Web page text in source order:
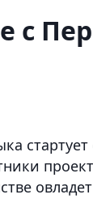
с
стартует